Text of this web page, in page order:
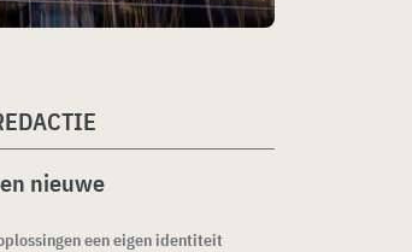
nieuwe
een eigen identiteit